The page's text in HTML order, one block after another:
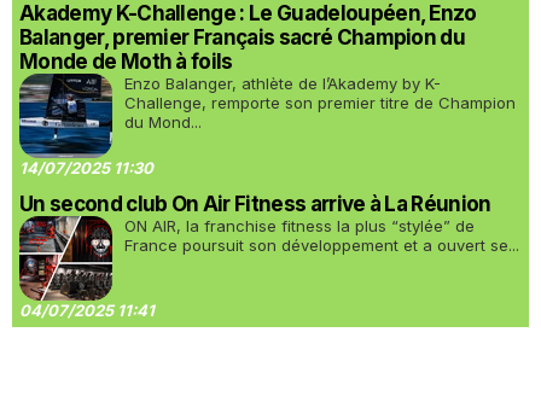
Akademy K-Challenge : Le Guadeloupéen, Enzo
Balanger, premier Français sacré Champion du
Monde de Moth à foils
Enzo Balanger, athlète de l’Akademy by K-
Challenge, remporte son premier titre de Champion
du Mond...
14/07/2025 11:30
Un second club On Air Fitness arrive à La Réunion
ON AIR, la franchise fitness la plus “stylée” de
France poursuit son développement et a ouvert se...
04/07/2025 11:41